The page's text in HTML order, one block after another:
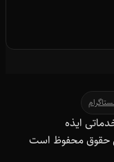
ایذه